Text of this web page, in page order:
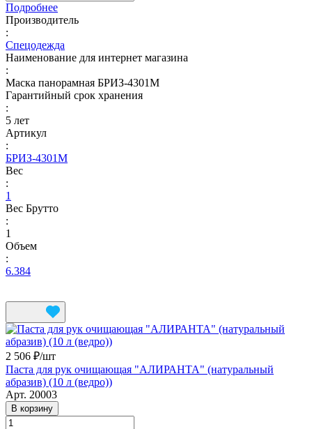
Подробнее
Производитель
:
Спецодежда
Наименование для интернет магазина
:
Маска панорамная БРИЗ-4301М
Гарантийный срок хранения
:
5 лет
Артикул
:
БРИЗ-4301М
Вес
:
1
Вес Брутто
:
1
Объем
:
6.384
2 506 ₽/шт
Паста для рук очищающая "АЛИРАНТА" (натуральный
абразив) (10 л (ведро))
Арт. 20003
В корзину